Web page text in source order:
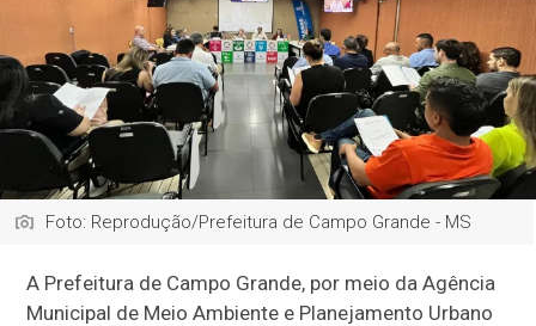
Foto: Reprodução/Prefeitura de Campo Grande - MS
A Prefeitura de Campo Grande, por meio da Agência
Municipal de Meio Ambiente e Planejamento Urbano